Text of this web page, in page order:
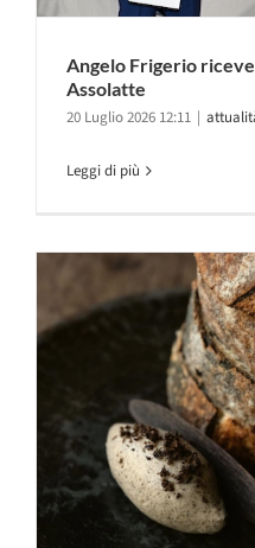
Angelo Frigerio
Assolatte
20 Luglio 2026 12:11 |
Leggi di più